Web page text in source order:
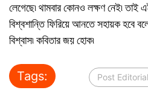
লেগেছে৷ থামবার কোনও লক্ষণ নেই৷ তাই
বিশ্বশান্তি ফিরিয়ে আনতে সহায়ক হবে
বিশ্বাস৷ কবিতার জয় হোক৷
Tags: Post Editorial